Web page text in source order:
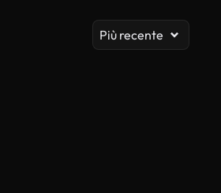
Più recente